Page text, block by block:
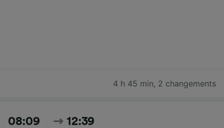
4 h 45 min, 2 changements
08:09 12:39